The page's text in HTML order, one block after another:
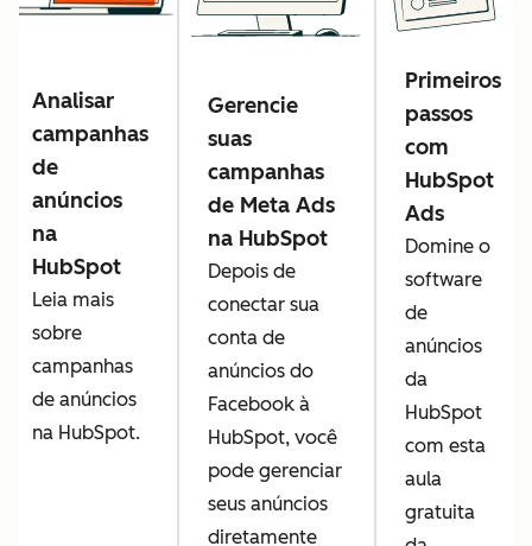
Analisar
campanhas
de
anúncios
na
HubSpot
Leia mais
sobre
campanhas
de anúncios
na HubSpot.
Gerencie
suas
campanhas
de Meta Ads
na HubSpot
Depois de
conectar sua
conta de
anúncios do
Facebook à
HubSpot, você
pode gerenciar
seus anúncios
diretamente
Primeiros
passos
com
HubSpot
Ads
Domine o
software
de
anúncios
da
HubSpot
com esta
aula
gratuita